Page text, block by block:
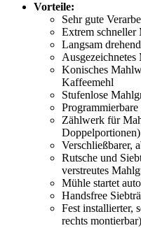
Vorteile:
Sehr gute
Extrem schneller
Langsam
Ausgezeichnetes
Konisches
Kaffeemehl
Stufenlose
Zählwerk für
Doppelportionen)
Verschließbarer,
Rutsche und
verstreutes
Mühle startet
Handsfree
Fest installierter,
rechts montierbar)